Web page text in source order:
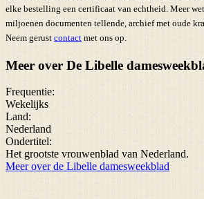
elke bestelling een certificaat van echtheid. Meer
miljoenen documenten tellende, archief met oude
Neem gerust contact met ons op.
Meer over De Libelle
Frequentie:
Wekelijks
Land:
Nederland
Ondertitel:
Het grootste vrouwenblad van Nederland.
Meer over de Libelle damesweekblad